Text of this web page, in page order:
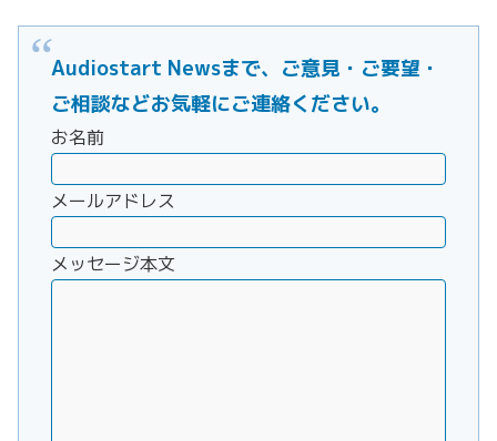
Audiostart Newsまで、ご意見・ご要望・
ご相談などお気軽にご連絡ください。
お名前
メールアドレス
メッセージ本文